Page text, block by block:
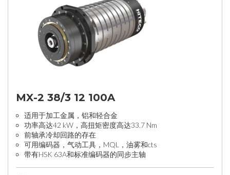
MX-2 38/3 12 100A
适用于加工金属，铝和轻合金
功率高达42 kW，高扭矩密度高达33.7 Nm
前轴承冷却回路的存在
可用编码器，气动工具，MQL，油雾和cts
带有HSK 63A和标准编码器的同步主轴